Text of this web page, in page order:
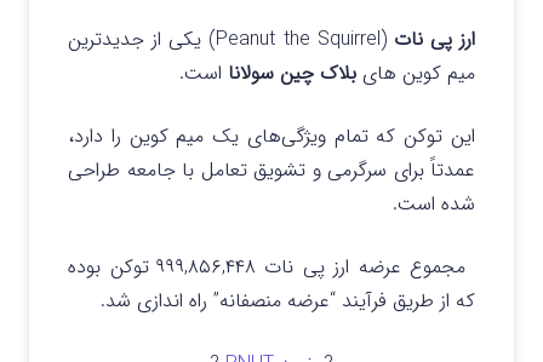
ارز پی نات
(Peanut the Squirrel) یکی از جدیدترین
میم کوین های بلاک چین سولانا است.
این توکن که تمام ویژگی‌های یک میم کوین را دارد،
عمدتاً برای سرگرمی و تشویق تعامل با جامعه طراحی
شده است.
مجموع عرضه ارز پی نات ۹۹۹,۸۵۶,۴۴۸ توکن بوده
که از طریق فرآیند “عرضه منصفانه” راه اندازی شد.